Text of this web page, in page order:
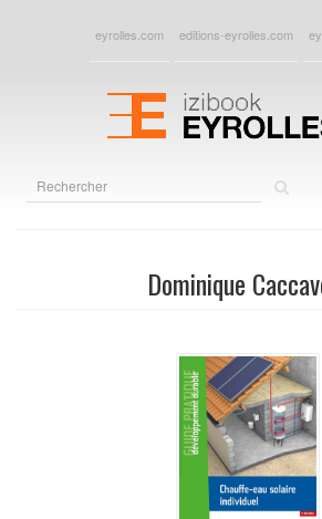
eyrolles.com editions-eyrolles.com
Dominique